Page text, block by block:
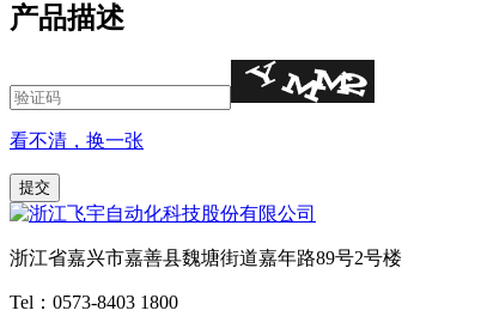
产品描述
看不清，换一张
浙江省嘉兴市嘉善县魏塘街道嘉年路89号2号楼
Tel：0573-8403 1800